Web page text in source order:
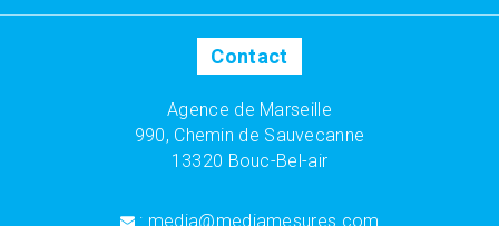
Contact
Agence de Marseille
990, Chemin de Sauvecanne
13320 Bouc-Bel-air
: media@mediamesures.com